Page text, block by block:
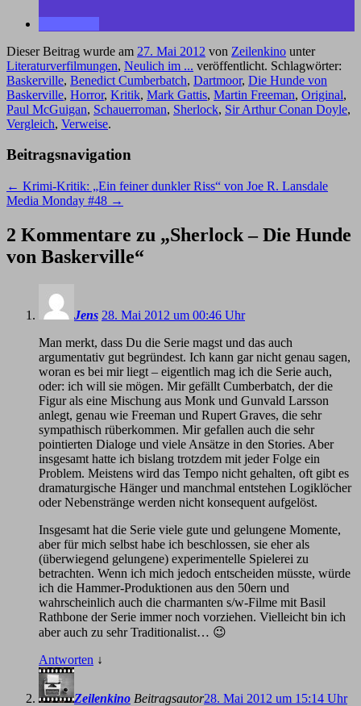
Dieser Beitrag wurde am 27. Mai 2012 von Zeilenkino unter
Literaturverfilmungen, Neulich im ... veröffentlicht. Schlagwörter:
Baskerville, Benedict Cumberbatch, Dartmoor, Die Hunde von
Baskerville, Horror, Kritik, Mark Gattis, Martin Freeman, Original,
Paul McGuigan, Schauerroman, Sherlock, Sir Arthur Conan Doyle,
Vergleich, Verweise.
Beitragsnavigation
← Krimi-Kritik: „Ein feiner dunkler Riss“ von Joe R. Lansdale
Media Monday #48 →
2 Kommentare zu „Sherlock – Die Hunde
von Baskerville“
Jens 28. Mai 2012 um 00:46 Uhr
Man merkt, dass Du die Serie magst und das auch
argumentativ gut begründest. Ich kann gar nicht genau sagen,
woran es bei mir liegt – eigentlich mag ich die Serie auch,
oder: ich will sie mögen. Mir gefällt Cumberbatch, der die
Figur als eine Mischung aus Monk und Gunvald Larsson
anlegt, genau wie Freeman und Rupert Graves, die sehr
sympathisch rüberkommen. Mir gefallen auch die sehr
pointierten Dialoge und viele Ansätze in den Stories. Aber
insgesamt hatte ich bislang trotzdem mit jeder Folge ein
Problem. Meistens wird das Tempo nicht gehalten, oft gibt es
dramaturgische Hänger und manchmal entstehen Logiklöcher
oder Nebenstränge werden nicht konsequent aufgelöst.
Insgesamt hat die Serie viele gute und gelungene Momente,
aber für mich selbst habe ich beschlossen, sie eher als
(überwiegend gelungene) experimentelle Spielerei zu
betrachten. Wenn ich mich jedoch entscheiden müsste, würde
ich die Hammer-Produktionen aus den 50ern und
wahrscheinlich auch die charmanten s/w-Filme mit Basil
Rathbone der Serie immer noch vorziehen. Vielleicht bin ich
aber auch zu sehr Traditionalist… 😉
Antworten ↓
Zeilenkino Beitragsautor28. Mai 2012 um 15:14 Uhr